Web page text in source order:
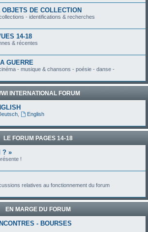
DE COLLECTION
- identifications & recherches
14-18
& récentes
GUERRE
- musique & chansons - poésie - danse -
INTERNATIONAL FORUM
,
English
LE FORUM PAGES 14-18
? »
!
relatives au fonctionnement du forum
EN MARGE DU FORUM
- BOURSES